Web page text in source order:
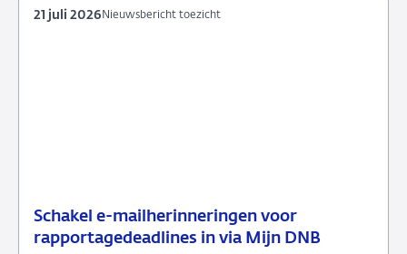
Schakel e-mailherinneringen voor
rapportagedeadlines in via Mijn DNB
21
Nieuwsbericht
Nieuwsbericht toezicht
21 juli 2026